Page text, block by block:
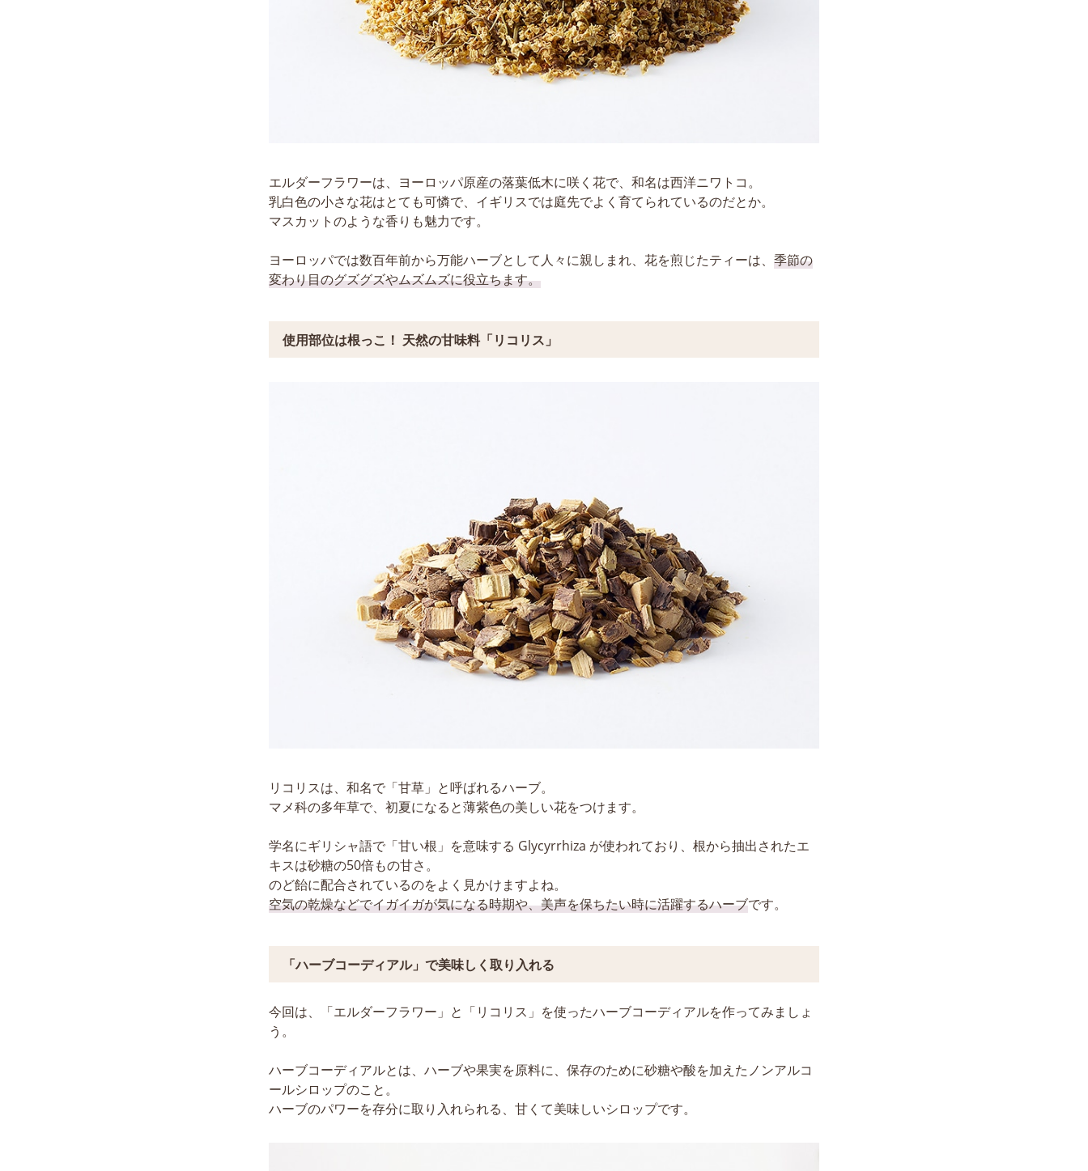
エルダーフラワーは、ヨーロッパ原産の落葉低木に咲く花で、和名は西洋ニワトコ。
乳白色の小さな花はとても可憐で、イギリスでは庭先でよく育てられているのだとか。
マスカットのような香りも魅力です。
ヨーロッパでは数百年前から万能ハーブとして人々に親しまれ、花を煎じたティーは、 季節の
変わり目のグズグズやムズムズに役立ちます。
使用部位は根っこ！ 天然の甘味料「リコリス」
リコリスは、和名で「甘草」と呼ばれるハーブ。
マメ科の多年草で、初夏になると薄紫色の美しい花をつけます。
学名にギリシャ語で「甘い根」を意味する Glycyrrhiza が使われており、根から抽出されたエ
キスは砂糖の50倍もの甘さ。
のど飴に配合されているのをよく見かけますよね。
空気の乾燥などでイガイガが気になる時期や、美声を保ちたい時に活躍するハーブです。
「ハーブコーディアル」で美味しく取り入れる
今回は、「エルダーフラワー」と「リコリス」を使ったハーブコーディアルを作ってみましょ
う。
ハーブコーディアルとは、ハーブや果実を原料に、保存のために砂糖や酸を加えたノンアルコ
ールシロップのこと。
ハーブのパワーを存分に取り入れられる、甘くて美味しいシロップです。